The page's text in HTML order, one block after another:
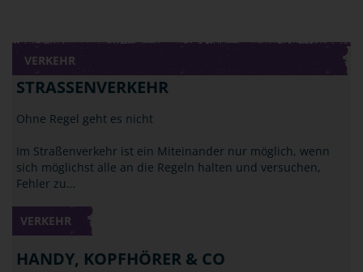
VERKEHR
STRASSENVERKEHR
Ohne Regel geht es nicht
Im Straßenverkehr ist ein Miteinander nur möglich, wenn
sich möglichst alle an die Regeln halten und versuchen,
Fehler zu…
VERKEHR
HANDY, KOPFHÖRER & CO